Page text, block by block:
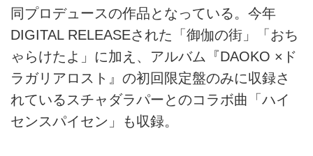
同プロデュースの作品となっている。今年
DIGITAL RELEASEされた「御伽の街」「おち
ゃらけたよ」に加え、アルバム『DAOKO ×ド
ラガリアロスト』の初回限定盤のみに収録さ
れているスチャダラパーとのコラボ曲「ハイ
センスパイセン」も収録。